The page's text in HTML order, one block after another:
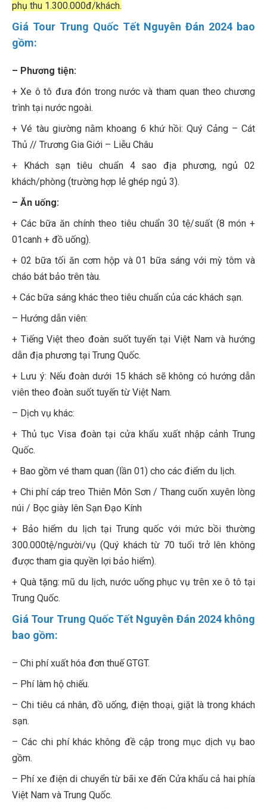
phụ thu 1.300.000đ/khách.
Giá Tour Trung Quốc Tết Nguyên Đán 2024 bao
gồm:
– Phương tiện:
+ Xe ô tô đưa đón trong nước và tham quan theo chương
trình tại nước ngoài.
+ Vé tàu giường nằm khoang 6 khứ hồi: Quý Cảng – Cát
Thủ // Trương Gia Giới – Liễu Châu
+ Khách sạn tiêu chuẩn 4 sao địa phương, ngủ 02
khách/phòng (trường hợp lẻ ghép ngủ 3).
– Ăn uống:
+ Các bữa ăn chính theo tiêu chuẩn 30 tệ/suất (8 món +
01canh + đồ uống).
+ 02 bữa tối ăn cơm hộp và 01 bữa sáng với mỳ tôm và
cháo bát bảo trên tàu.
+ Các bữa sáng khác theo tiêu chuẩn của các khách sạn.
– Hướng dẫn viên:
+ Tiếng Việt theo đoàn suốt tuyến tại Việt Nam và hướng
dẫn địa phương tại Trung Quốc.
+ Lưu ý: Nếu đoàn dưới 15 khách sẽ không có hướng dẫn
viên theo đoàn suốt tuyến từ Việt Nam.
– Dịch vụ khác:
+ Thủ tục Visa đoàn tại cửa khẩu xuất nhập cảnh Trung
Quốc.
+ Bao gồm vé tham quan (lần 01) cho các điểm du lịch.
+ Chi phí cáp treo Thiên Môn Sơn / Thang cuốn xuyên lòng
núi / Bọc giày lên Sạn Đạo Kính
+ Bảo hiểm du lịch tại Trung quốc với mức bồi thường
300.000tệ/người/vụ (Quý khách từ 70 tuổi trở lên không
được tham gia quyền lợi bảo hiểm).
+ Quà tặng: mũ du lịch, nước uống phục vụ trên xe ô tô tại
Trung Quốc.
Giá Tour Trung Quốc Tết Nguyên Đán 2024 không
bao gồm:
– Chi phí xuất hóa đơn thuế GTGT.
– Phí làm hộ chiếu.
– Chi tiêu cá nhân, đồ uống, điện thoại, giặt là trong khách
sạn.
– Các chi phí khác không đề cập trong mục dịch vụ bao
gồm.
– Phí xe điện di chuyển từ bãi xe đến Cửa khẩu cả hai phía
Việt Nam và Trung Quốc.